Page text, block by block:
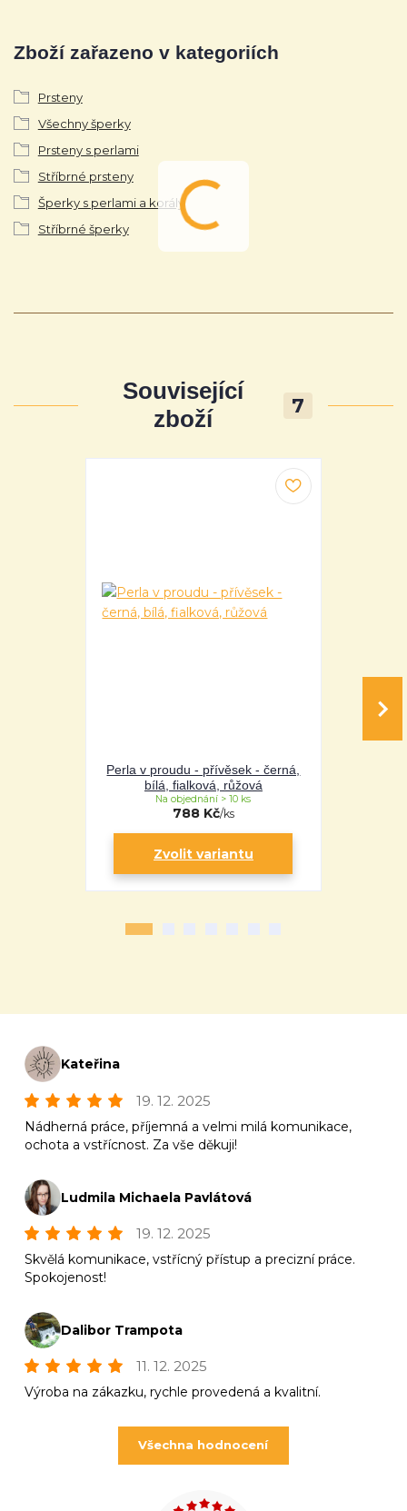
Zboží zařazeno v kategoriích
Prsteny
Všechny šperky
Prsteny s perlami
Stříbrné prsteny
Šperky s perlami a korály
Stříbrné šperky
Související
zboží
7
Perla v proudu - přívěsek - černá,
bílá, fialková, růžová
788 Kč/ks
Na objednání > 10 ks
Zvolit variantu
Kateřina
19. 12. 2025
Nádherná práce, příjemná a velmi milá komunikace,
ochota a vstřícnost. Za vše děkuji!
Ludmila Michaela Pavlátová
19. 12. 2025
Skvělá komunikace, vstřícný přístup a precizní práce.
Spokojenost!
Dalibor Trampota
11. 12. 2025
Výroba na zákazku, rychle provedená a kvalitní.
Všechna hodnocení